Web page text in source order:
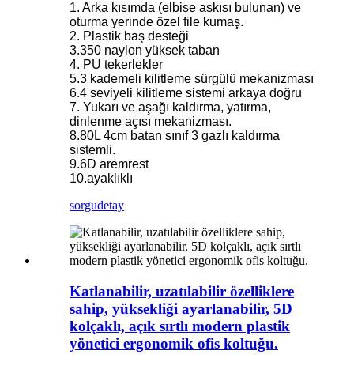
1. Arka kısımda (elbise askısı bulunan) ve
oturma yerinde özel file kumaş.
2. Plastik baş desteği
3.350 naylon yüksek taban
4. PU tekerlekler
5.3 kademeli kilitleme sürgülü mekanizması
6.4 seviyeli kilitleme sistemi arkaya doğru
7. Yukarı ve aşağı kaldırma, yatırma,
dinlenme açısı mekanizması.
8.80L 4cm batan sınıf 3 gazlı kaldırma
sistemli.
9.6D aremrest
10.ayaklıklı
sorgudetay
Katlanabilir, uzatılabilir özelliklere
sahip, yüksekliği ayarlanabilir, 5D
kolçaklı, açık sırtlı modern plastik
yönetici ergonomik ofis koltuğu.